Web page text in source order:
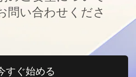
問い合わせくださ
すぐ始める
新しいタブで開く